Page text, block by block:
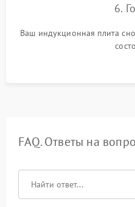
6.
Ваш индукционная плита
FAQ. Ответы на